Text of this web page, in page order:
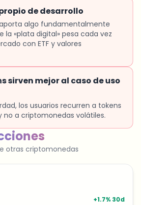
de desarrollo
algo fundamentalmente
la «plata digital» pesa cada vez
con ETF y valores
sirven mejor al caso de uso
los usuarios recurren a tokens
no a criptomonedas volátiles.
otras criptomonedas
+1.7% 30d